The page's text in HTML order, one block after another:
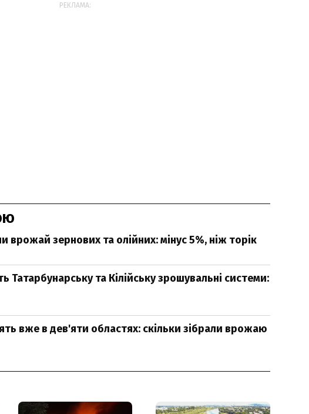
РЕКЛАМА:
врожай зернових та олійних: мінус 5%, ніж торік
Татарбунарську та Кілійську зрошувальні системи:
вже в дев'яти областях: скільки зібрали врожаю